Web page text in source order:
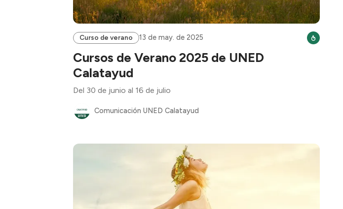
Curso de verano 13 de may. de 2025
Cursos de Verano 2025 de UNED
Calatayud
Del 30 de junio al 16 de julio
Comunicación UNED Calatayud